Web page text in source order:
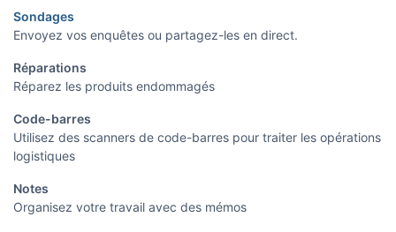
Sondages
Envoyez vos enquêtes ou partagez-les en direct.
Réparations
Réparez les produits endommagés
Code-barres
Utilisez des scanners de code-barres pour traiter les opérations
logistiques
Notes
Organisez votre travail avec des mémos